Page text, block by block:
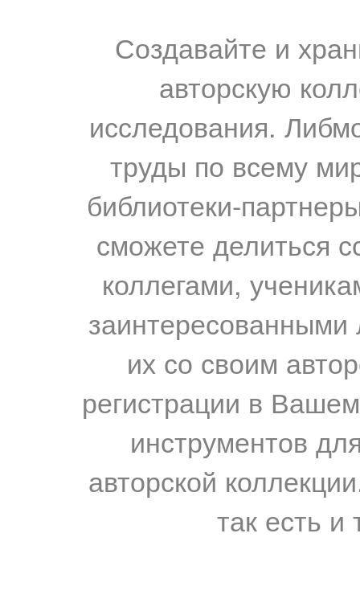
Создавайте и
авторскую
исследования.
труды по всему
библиотеки-
сможете делиться
коллегами,
их со своим
регистрации в
инструментов
авторской
так есть и